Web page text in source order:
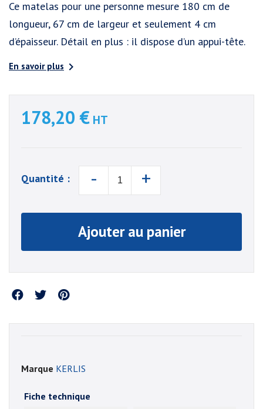
Ce matelas pour une personne mesure 180 cm de
longueur, 67 cm de largeur et seulement 4 cm
d’épaisseur. Détail en plus : il dispose d’un appui-tête.
En savoir plus 
178,20 € HT
Quantité : - +
Ajouter au panier
Partager
Marque KERLIS
Fiche technique